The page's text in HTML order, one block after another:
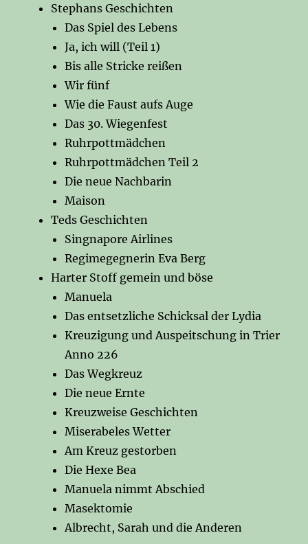
Stephans Geschichten
Das Spiel des Lebens
Ja, ich will (Teil 1)
Bis alle Stricke reißen
Wir fünf
Wie die Faust aufs Auge
Das 30. Wiegenfest
Ruhrpottmädchen
Ruhrpottmädchen Teil 2
Die neue Nachbarin
Maison
Teds Geschichten
Singnapore Airlines
Regimegegnerin Eva Berg
Harter Stoff gemein und böse
Manuela
Das entsetzliche Schicksal der Lydia
Kreuzigung und Auspeitschung in Trier
Anno 226
Das Wegkreuz
Die neue Ernte
Kreuzweise Geschichten
Miserabeles Wetter
Am Kreuz gestorben
Die Hexe Bea
Manuela nimmt Abschied
Masektomie
Albrecht, Sarah und die Anderen